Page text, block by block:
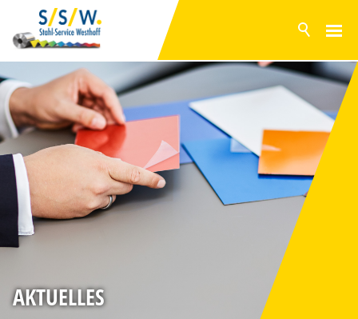
AKTUELL
PRODUKTE
OBERFLÄCHEN
LAGERPROGRAMM
SERVICE
PRODUKTION
UNTERNEHMEN
NACHHALTIGKEIT
ZERTIFIZIERUNG
AKTUELLES